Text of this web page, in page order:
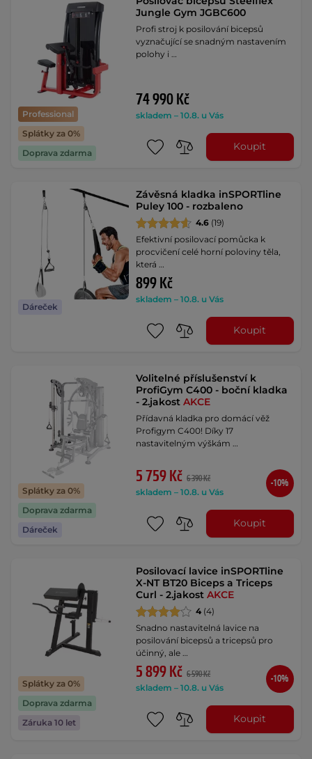
Professional
Splátky za 0%
Doprava zdarma
Jungle Gym JGBC600
Profi stroj k posilování bicepsů
vyznačující se snadným nastavením
polohy i …
74 990 Kč
skladem – 10.8. u Vás
Koupit
Dáreček
Závěsná kladka inSPORTline
Puley 100 - rozbaleno
4.6 (19)
Efektivní posilovací pomůcka k
procvičení celé horní poloviny těla,
která …
899 Kč
skladem – 10.8. u Vás
Koupit
Splátky za 0%
Doprava zdarma
Dáreček
Volitelné příslušenství k
ProfiGym C400 - boční kladka
- 2.jakostAKCE
Přídavná kladka pro domácí věž
Profigym C400! Díky 17
nastavitelným výškám …
5 759 Kč 6 390 Kč
skladem – 10.8. u Vás
-10%
Koupit
Splátky za 0%
Doprava zdarma
Záruka 10 let
Posilovací lavice inSPORTline
X-NT BT20 Biceps a Triceps
Curl - 2.jakostAKCE
4 (4)
Snadno nastavitelná lavice na
posilování bicepsů a tricepsů pro
účinný, ale …
5 899 Kč 6 590 Kč
skladem – 10.8. u Vás
-10%
Koupit